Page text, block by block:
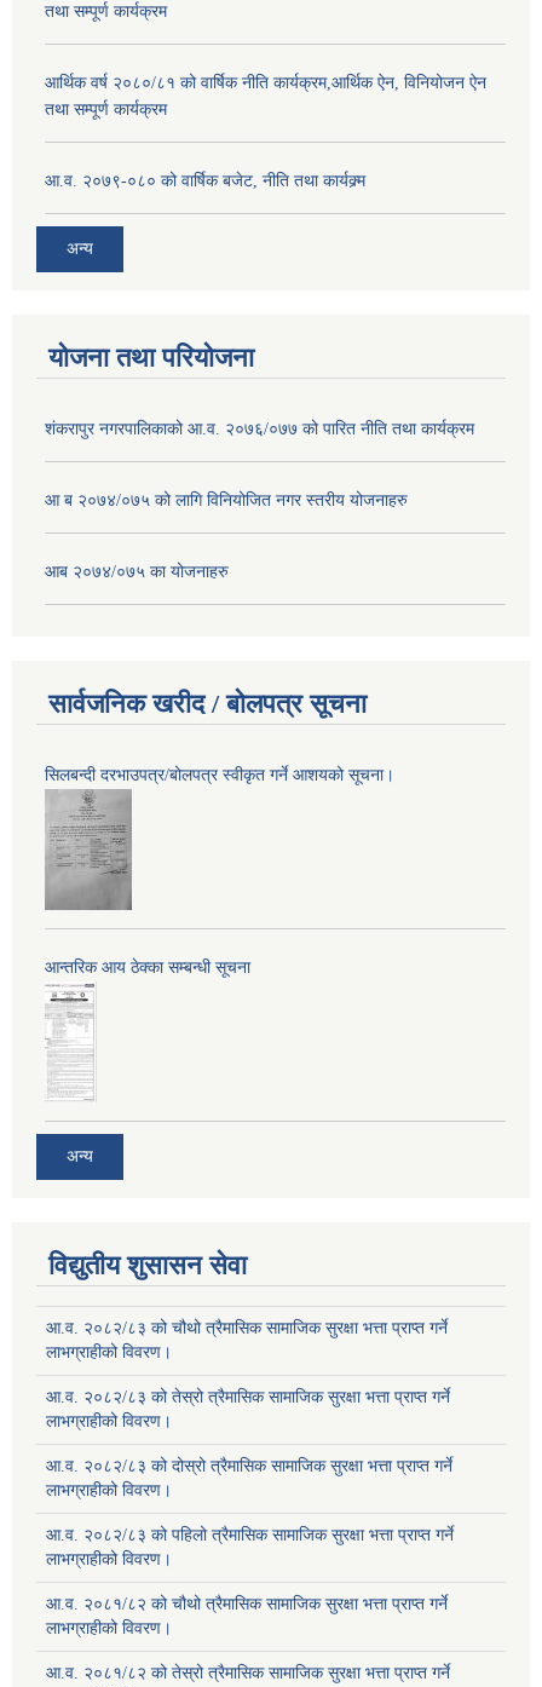
तथा सम्पूर्ण कार्यक्रम
आर्थिक वर्ष २०८०/८१ को वार्षिक नीति कार्यक्रम,आर्थिक ऐन, विनियोजन ऐन
तथा सम्पूर्ण कार्यक्रम
आ.व. २०७९-०८० को वार्षिक बजेट, नीति तथा कार्यक्र्म
अन्य
योजना तथा परियोजना
शंकरापुर नगरपालिकाको आ.व. २०७६/०७७ को पारित नीति तथा कार्यक्रम
आ ब २०७४/०७५ को लागि विनियोजित नगर स्तरीय योजनाहरु
आब २०७४/०७५ का योजनाहरु
सार्वजनिक खरीद / बोलपत्र सूचना
सिलबन्दी दरभाउपत्र/बोलपत्र स्वीकृत गर्ने आशयको सूचना।
आन्तरिक आय ठेक्का सम्बन्धी सूचना
अन्य
विद्युतीय शुसासन सेवा
आ.व. २०८२/८३ को चौथो त्रैमासिक सामाजिक सुरक्षा भत्ता प्राप्त गर्ने
लाभग्राहीको विवरण।
आ.व. २०८२/८३ को तेस्रो त्रैमासिक सामाजिक सुरक्षा भत्ता प्राप्त गर्ने
लाभग्राहीको विवरण।
आ.व. २०८२/८३ को दोस्रो त्रैमासिक सामाजिक सुरक्षा भत्ता प्राप्त गर्ने
लाभग्राहीको विवरण।
आ.व. २०८२/८३ को पहिलो त्रैमासिक सामाजिक सुरक्षा भत्ता प्राप्त गर्ने
लाभग्राहीको विवरण।
आ.व. २०८१/८२ को चौथो त्रैमासिक सामाजिक सुरक्षा भत्ता प्राप्त गर्ने
लाभग्राहीको विवरण।
आ.व. २०८१/८२ को तेस्रो त्रैमासिक सामाजिक सुरक्षा भत्ता प्राप्त गर्ने